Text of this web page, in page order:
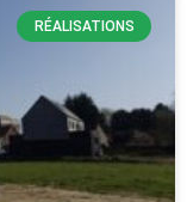
RÉALISATIONS